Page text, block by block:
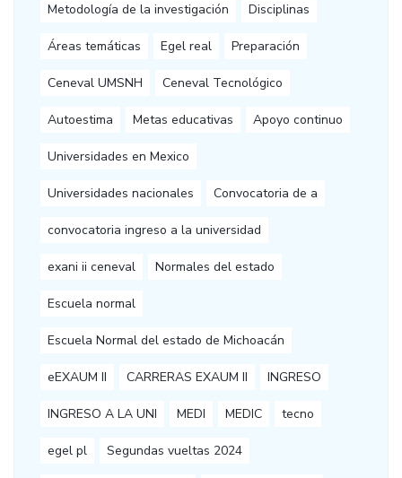
Metodología de la investigación Disciplinas
Áreas temáticas Egel real Preparación
Ceneval UMSNH Ceneval Tecnológico
Autoestima Metas educativas Apoyo continuo
Universidades en Mexico
Universidades nacionales Convocatoria de a
convocatoria ingreso a la universidad
exani ii ceneval Normales del estado
Escuela normal
Escuela Normal del estado de Michoacán
eEXAUM II CARRERAS EXAUM II INGRESO
INGRESO A LA UNI MEDI MEDIC tecno
egel pl Segundas vueltas 2024